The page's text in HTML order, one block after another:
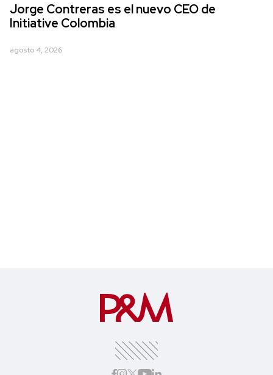
Jorge Contreras es el nuevo CEO de
Initiative Colombia
agosto 4, 2026